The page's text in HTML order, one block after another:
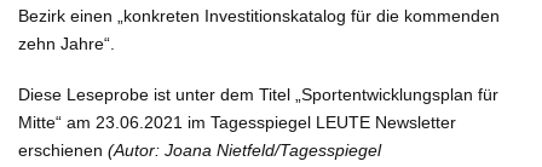
Bezirk einen „konkreten Investitionskatalog für die kommenden
zehn Jahre“.
Diese Leseprobe ist unter dem Titel „Sportentwicklungsplan für
Mitte“ am 23.06.2021 im Tagesspiegel LEUTE Newsletter
erschienen (Autor: Joana Nietfeld/Tagesspiegel